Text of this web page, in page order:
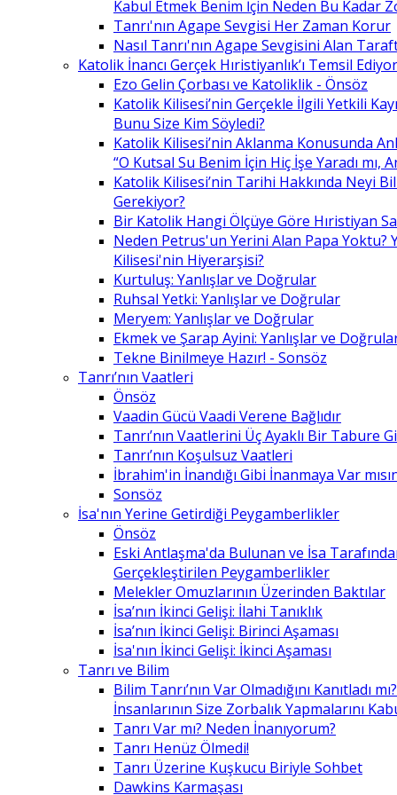
Kabul Etmek Benim İçin Neden Bu Kadar
Tanrı'nın Agape Sevgisi Her Zaman Korur
Nasıl Tanrı'nın Agape Sevgisini Alan
Katolik İnancı Gerçek Hıristiyanlık’ı Temsil
Ezo Gelin Çorbası ve Katoliklik - Önsöz
Katolik Kilisesi’nin Gerçekle İlgili Yetkili
Bunu Size Kim Söyledi?
Katolik Kilisesi’nin Aklanma Konusunda
“O Kutsal Su Benim İçin Hiç İşe Yaradı mı,
Katolik Kilisesi’nin Tarihi Hakkında Neyi
Gerekiyor?
Bir Katolik Hangi Ölçüye Göre Hıristiyan
Neden Petrus'un Yerini Alan Papa Yoktu?
Kilisesi'nin Hiyerarşisi?
Kurtuluş: Yanlışlar ve Doğrular
Ruhsal Yetki: Yanlışlar ve Doğrular
Meryem: Yanlışlar ve Doğrular
Ekmek ve Şarap Ayini: Yanlışlar ve
Tekne Binilmeye Hazır! - Sonsöz
Tanrı’nın Vaatleri
Önsöz
Vaadin Gücü Vaadi Verene Bağlıdır
Tanrı’nın Vaatlerini Üç Ayaklı Bir Tabure
Tanrı’nın Koşulsuz Vaatleri
İbrahim'in İnandığı Gibi İnanmaya Var
Sonsöz
İsa'nın Yerine Getirdiği Peygamberlikler
Önsöz
Eski Antlaşma'da Bulunan ve İsa
Gerçekleştirilen Peygamberlikler
Melekler Omuzlarının Üzerinden Baktılar
İsa’nın İkinci Gelişi: İlahi Tanıklık
İsa’nın İkinci Gelişi: Birinci Aşaması
İsa'nın İkinci Gelişi: İkinci Aşaması
Tanrı ve Bilim
Bilim Tanrı’nın Var Olmadığını Kanıtladı
İnsanlarının Size Zorbalık Yapmalarını
Tanrı Var mı? Neden İnanıyorum?
Tanrı Henüz Ölmedi!
Tanrı Üzerine Kuşkucu Biriyle Sohbet
Dawkins Karmaşası